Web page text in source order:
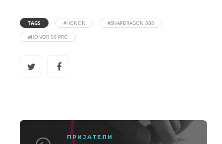
TAGS #HONOR
#SNAPDRAGON 888
#HONOR 50 PRO
ПРИЈАТЕЛИ